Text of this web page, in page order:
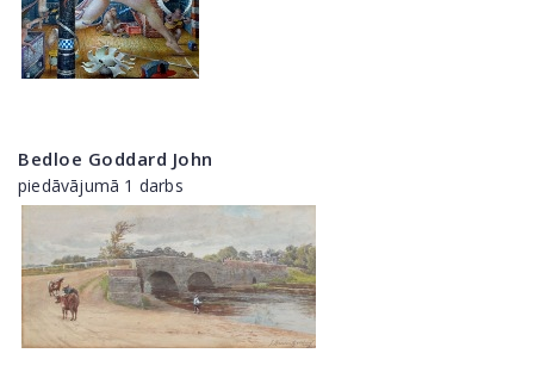
Bedloe Goddard John
piedāvājumā 1 darbs